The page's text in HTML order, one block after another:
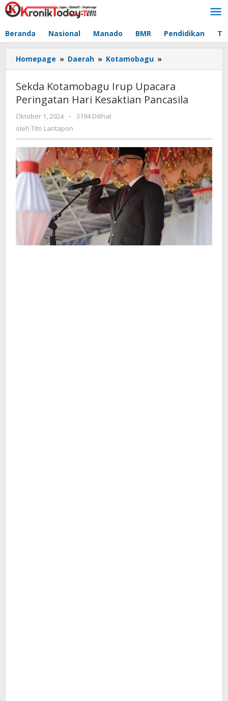
Lewati
ke
Beranda Nasional Manado BMR Pendidikan
Homepage » Daerah » Kotamobagu »
Kotamobagu
Upacara
Peringatan
Sekda Kotamobagu Irup Upacara
Peringatan Hari Kesaktian Pancasila
Oktober 1, 2024
oleh
Tito
-
3194 Dilihat
oleh Tito Lantapon